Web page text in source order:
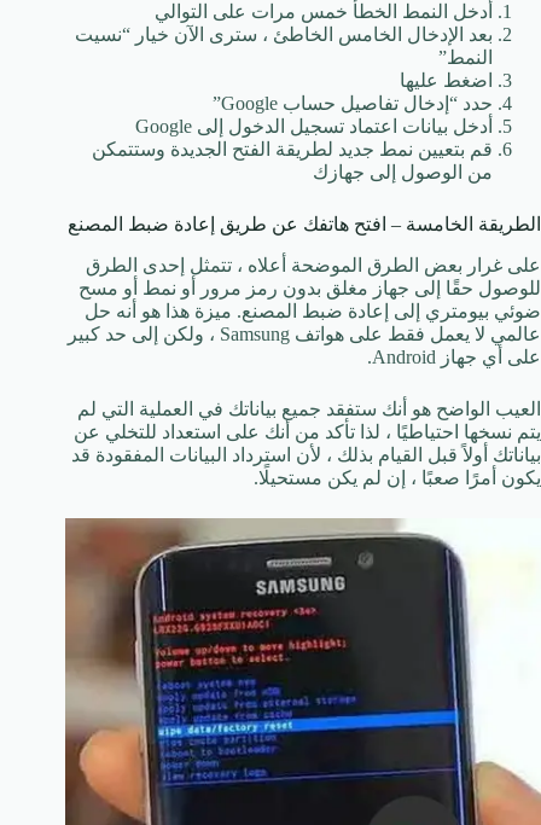
أدخل النمط الخطأ خمس مرات على التوالي
بعد الإدخال الخامس الخاطئ ، سترى الآن خيار “نسيت
النمط”
اضغط عليها
حدد “إدخال تفاصيل حساب Google”
أدخل بيانات اعتماد تسجيل الدخول إلى Google
قم بتعيين نمط جديد لطريقة الفتح الجديدة وستتمكن
من الوصول إلى جهازك
الطريقة الخامسة – افتح هاتفك عن طريق إعادة ضبط المصنع
على غرار بعض الطرق الموضحة أعلاه ، تتمثل إحدى الطرق
للوصول حقًا إلى جهاز مغلق بدون رمز مرور أو نمط أو مسح
ضوئي بيومتري إلى إعادة ضبط المصنع. ميزة هذا هو أنه حل
عالمي لا يعمل فقط على هواتف Samsung ، ولكن إلى حد كبير
على أي جهاز Android.
العيب الواضح هو أنك ستفقد جميع بياناتك في العملية التي لم
يتم نسخها احتياطيًا ، لذا تأكد من أنك على استعداد للتخلي عن
بياناتك أولاً قبل القيام بذلك ، لأن استرداد البيانات المفقودة قد
يكون أمرًا صعبًا ، إن لم يكن مستحيلًا.